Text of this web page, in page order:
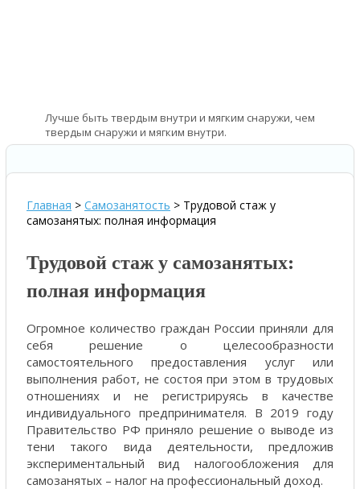
Лучше быть твердым внутри и мягким снаружи, чем
твердым снаружи и мягким внутри.
Главная > Самозанятость > Трудовой стаж у
самозанятых: полная информация
Трудовой стаж у самозанятых:
полная информация
Огромное количество граждан России приняли для
себя решение о целесообразности
самостоятельного предоставления услуг или
выполнения работ, не состоя при этом в трудовых
отношениях и не регистрируясь в качестве
индивидуального предпринимателя. В 2019 году
Правительство РФ приняло решение о выводе из
тени такого вида деятельности, предложив
экспериментальный вид налогообложения для
самозанятых – налог на профессиональный доход.